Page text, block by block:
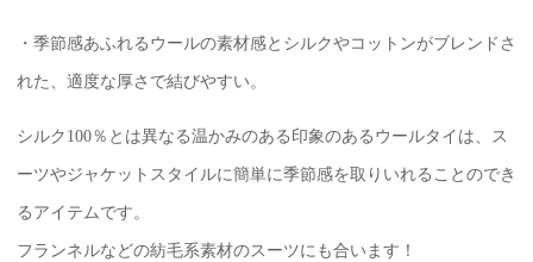
・季節感あふれるウールの素材感とシルクやコットンがブレンドさ
れた、適度な厚さで結びやすい。
シルク100％とは異なる温かみのある印象のあるウールタイは、ス
ーツやジャケットスタイルに簡単に季節感を取りいれることのでき
るアイテムです。
フランネルなどの紡毛系素材のスーツにも合います！